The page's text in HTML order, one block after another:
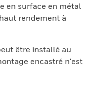
en surface en métal
rendement à
être installé au
encastré n'est